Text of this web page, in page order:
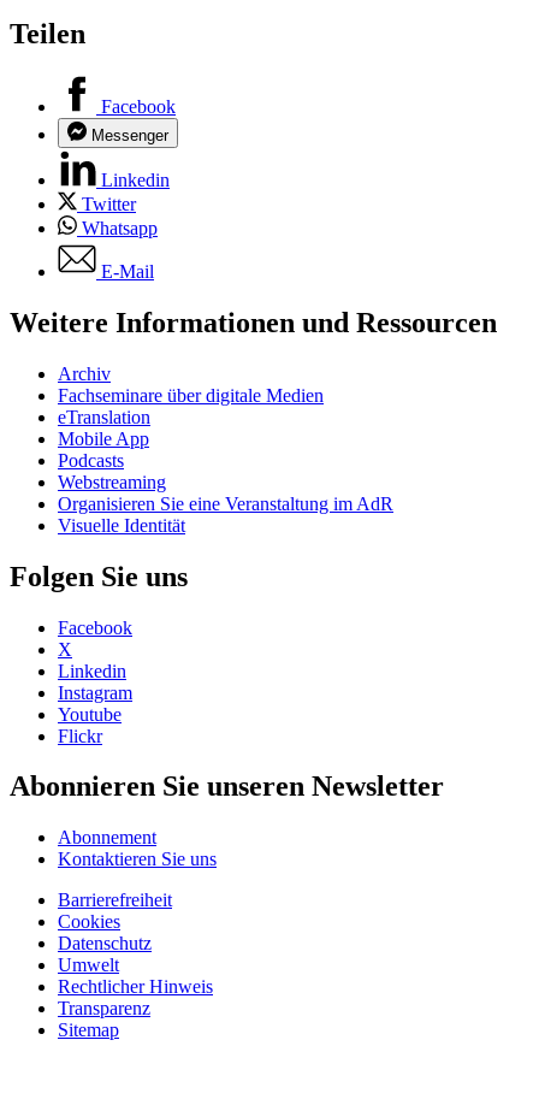
Teilen
Facebook
Messenger
Linkedin
Twitter
Whatsapp
E-Mail
Weitere Informationen und Ressourcen
Archiv
Fachseminare über digitale Medien
eTranslation
Mobile App
Podcasts
Webstreaming
Organisieren Sie eine Veranstaltung im AdR
Visuelle Identität
Folgen Sie uns
Facebook
X
Linkedin
Instagram
Youtube
Flickr
Abonnieren Sie unseren Newsletter
Abonnement
Kontaktieren Sie uns
Barrierefreiheit
Cookies
Datenschutz
Umwelt
Rechtlicher Hinweis
Transparenz
Sitemap